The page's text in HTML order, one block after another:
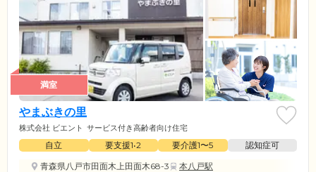
満室
やまぶきの里
株式会社 ビエント サービス付き高齢者向け住宅
自立 要支援1•2 要介護1〜5
認知症可
青森県八戸市田面木上田面木68-3
本八戸駅